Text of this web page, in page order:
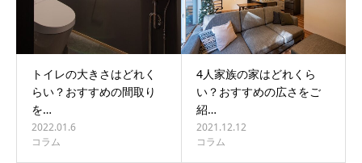
トイレの大きさはどれく
らい？おすすめの間取り
を…
2022.01.6
コラム
4人家族の家はどれくら
い？おすすめの広さをご
紹…
2021.12.12
コラム